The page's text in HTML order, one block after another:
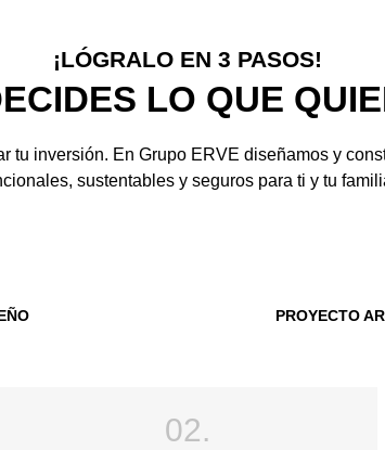
¡LÓGRALO EN 3 PASOS!
LO QUE
tu inversión. En Grupo ERVE diseñamos y
sustentables y seguros para ti y tu
PROYECTO
02.